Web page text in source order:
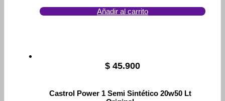
Añadir al carrito
$ 45.900
Castrol Power 1 Semi Sintético 20w50 Lt